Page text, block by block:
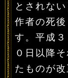
とされな
作者の死
す。平成
０日以降
たものが